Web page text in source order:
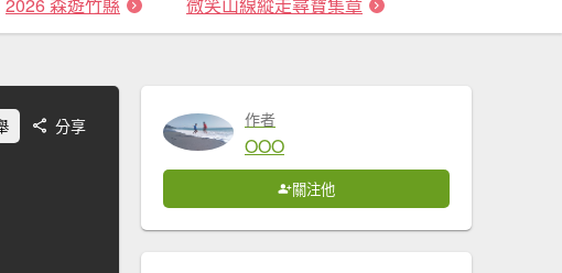
分享 作者
OOO
關注他